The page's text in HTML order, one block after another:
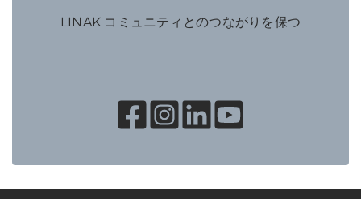
LINAK コミュニティとのつながりを保つ